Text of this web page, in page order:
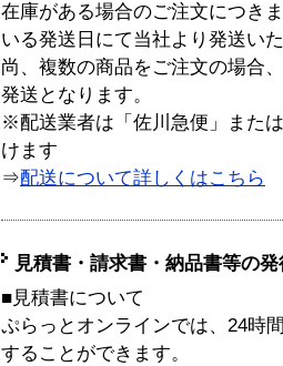
在庫がある場合のご注文につき
いる発送日にて当社より発送い
尚、複数の商品をご注文の場合
発送となります。
※配送業者は「佐川急便」また
けます
⇒配送について詳しくはこちら
見積書・請求書・納品書等の
■見積書について
ぷらっとオンラインでは、24時
することができます。